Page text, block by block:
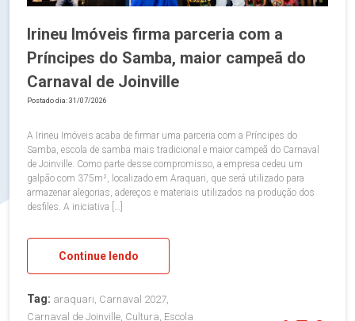
Irineu Imóveis firma parceria com a
Príncipes do Samba, maior campeã do
Carnaval de Joinville
Postado dia: 31/07/2026
A Irineu Imóveis acaba de firmar uma parceria com a Príncipes do
Samba, escola de samba mais tradicional e maior campeã do Carnaval
de Joinville. Como parte desse compromisso, a empresa cedeu um
galpão com 375m², localizado em Araquari, que será utilizado para
armazenar alegorias, adereços e materiais utilizados na produção dos
desfiles. A iniciativa […]
Continue lendo
Tag: araquari, Carnaval 2027,
Carnaval de Joinville, Cultura, Escola